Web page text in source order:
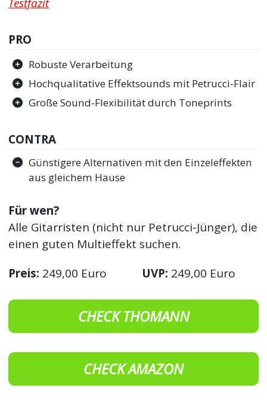
PRO
Robuste Verarbeitung
Hochqualitative Effektsounds mit Petrucci-Flair
Große Sound-Flexibilität durch Toneprints
CONTRA
Günstigere Alternativen mit den Einzeleffekten
aus gleichem Hause
Für wen?
Alle Gitarristen (nicht nur Petrucci-Jünger), die
einen guten Multieffekt suchen.
Preis: 249,00 Euro UVP: 249,00 Euro
CHECK THOMANN
CHECK AMAZON